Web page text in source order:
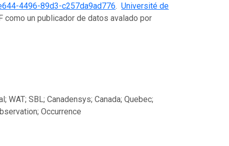
4496-89d3-c257da9ad776.Université de
un publicador de datos avalado por
SBL; Canadensys; Canada; Quebec;
Occurrence